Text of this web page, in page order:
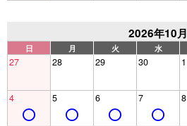
2026年10月
日 月 火 水
27 28 29 30 1
4 5 6 7 8